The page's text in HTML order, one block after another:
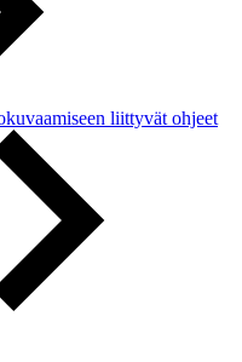
liittyvät ohjeet